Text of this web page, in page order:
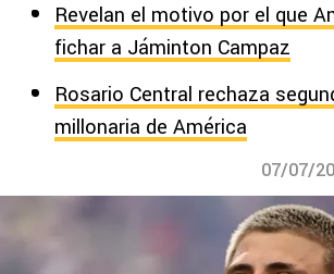
Revelan el motivo por el que
fichar a Jáminton Campaz
Rosario Central rechaza
millonaria de América
07/07/